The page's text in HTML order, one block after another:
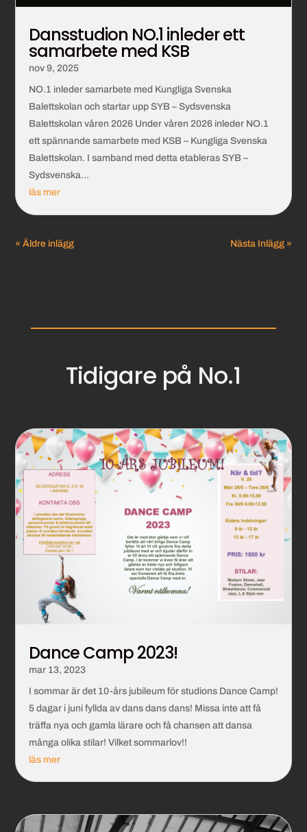
Dansstudion NO.1 inleder ett
samarbete med KSB
nov 9, 2025
NO.1 inleder samarbete med Kungliga Svenska
Balettskolan och startar upp SYB – Sydsvenska
Balettskolan våren 2026 Under våren 2026 inleder NO.1
ett spännande samarbete med KSB – Kungliga Svenska
Balettskolan. I samband med detta etableras SYB –
Sydsvenska...
läs mer
« Äldre inlägg Nästa Inlägg »
Tidigare på No.1
Dance Camp 2023!
mar 13, 2023
I sommar är det 10-års jubileum för studions Dance Camp!
5 dagar i juni fyllda av dans dans dans! Missa inte att få
träffa nya och gamla lärare och få chansen att dansa
många olika stilar! Vilket sommarlov!!
läs mer